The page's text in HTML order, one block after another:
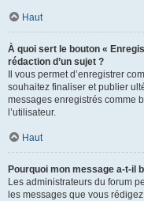
Haut
À quoi sert le bouton «
rédaction d’un sujet ?
Il vous permet d’enregistrer
souhaitez finaliser et publier
messages enregistrés comme
l’utilisateur.
Haut
Pourquoi mon message a-t-il
Les administrateurs du forum
les messages que vous